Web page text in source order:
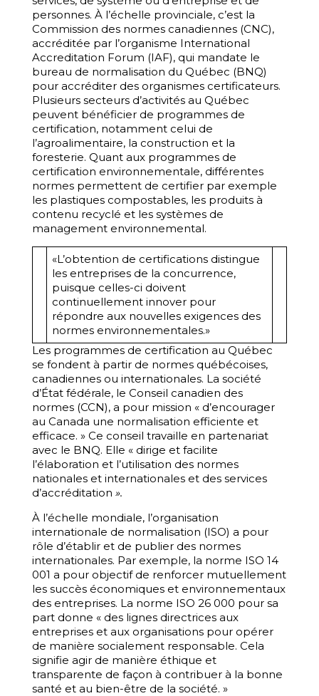
personnes. À l’échelle provinciale, c’est la
Commission des normes canadiennes (CNC),
accréditée par l’organisme International
Accreditation Forum (IAF), qui mandate le
bureau de normalisation du Québec (BNQ)
pour accréditer des organismes certificateurs.
Plusieurs secteurs d’activités au Québec
peuvent bénéficier de programmes de
certification, notamment celui de
l’agroalimentaire, la construction et la
foresterie. Quant aux programmes de
certification environnementale, différentes
normes permettent de certifier par exemple
les plastiques compostables, les produits à
contenu recyclé et les systèmes de
management environnemental.
«L’obtention de certifications distingue
les entreprises de la concurrence,
puisque celles-ci doivent
continuellement innover pour
répondre aux nouvelles exigences des
normes environnementales.»
Les programmes de certification au Québec
se fondent à partir de normes québécoises,
canadiennes ou internationales. La société
d’État fédérale, le Conseil canadien des
normes (CCN), a pour mission « d’encourager
au Canada une normalisation efficiente et
efficace. » Ce conseil travaille en partenariat
avec le BNQ. Elle « dirige et facilite
l’élaboration et l’utilisation des normes
nationales et internationales et des services
d’accréditation ».
À l’échelle mondiale, l’organisation
internationale de normalisation (ISO) a pour
rôle d’établir et de publier des normes
internationales. Par exemple, la norme ISO 14
001 a pour objectif de renforcer mutuellement
les succès économiques et environnementaux
des entreprises. La norme ISO 26 000 pour sa
part donne « des lignes directrices aux
entreprises et aux organisations pour opérer
de manière socialement responsable. Cela
signifie agir de manière éthique et
transparente de façon à contribuer à la bonne
santé et au bien-être de la société. »